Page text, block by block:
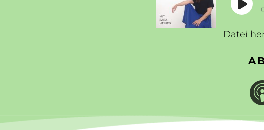
Play
Datei